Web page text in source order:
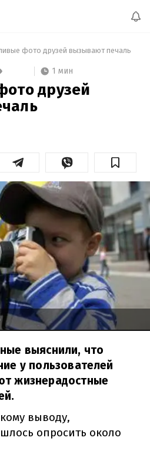
фото друзей вызывают печаль
1 мин
друзей
выяснили, что
у пользователей
жизнерадостные
выводу,
опросить около